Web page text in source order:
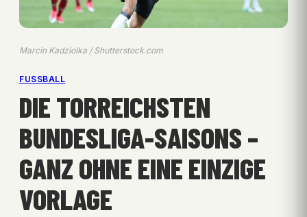
Marcin Kadziolka / Shutterstock.com
FUSSBALL
DIE TORREICHSTEN
BUNDESLIGA-SAISONS –
GANZ OHNE EINE EINZIGE
VORLAGE